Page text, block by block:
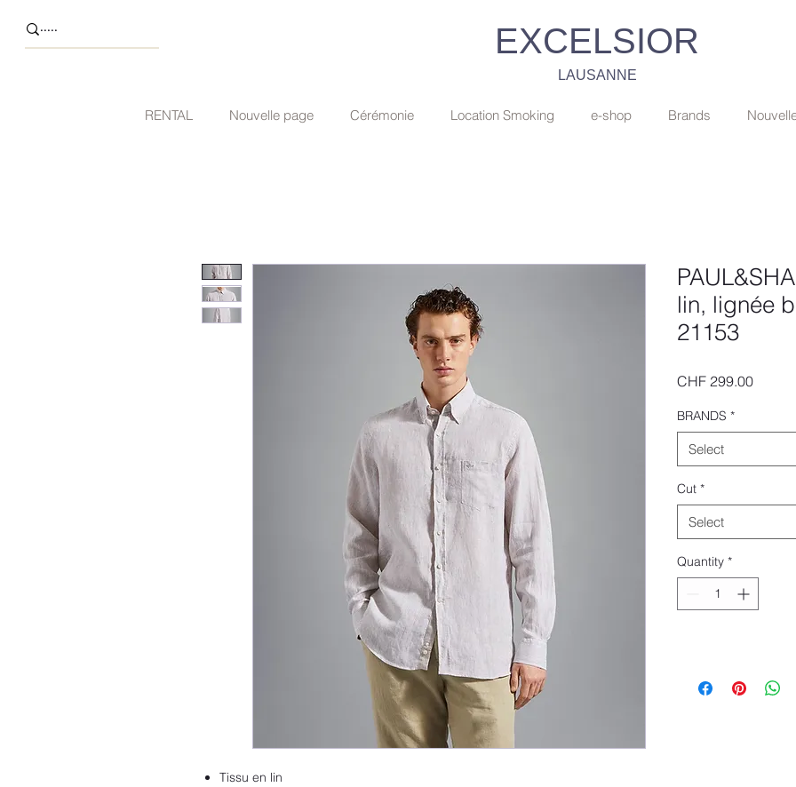
EXCELSIOR
LAUSANNE
RENTAL Nouvelle page Cérémonie Location Smoking e-shop Brands
Tissu en lin
lin, lignée
21153
CHF 299.00Price
BRANDS *
Select
Cut *
Select
Quantity *